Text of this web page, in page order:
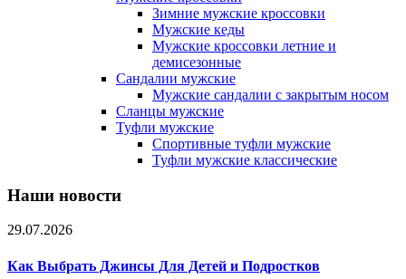
Зимние мужские кроссовки
Мужские кеды
Мужские кроссовки летние и
демисезонные
Сандалии мужские
Мужские сандалии с закрытым носом
Сланцы мужские
Туфли мужские
Спортивные туфли мужские
Туфли мужские классические
Наши новости
29.07.2026
Как Выбрать Джинсы Для Детей и Подростков